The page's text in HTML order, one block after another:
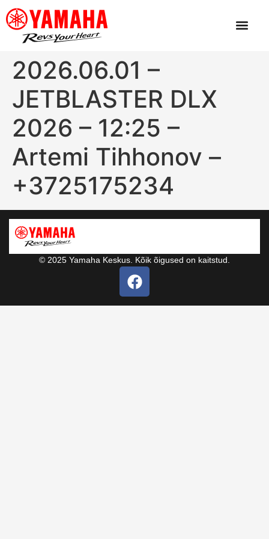
2026.06.01 –
JETBLASTER DLX
2026 – 12:25 –
Artemi Tihhonov –
+3725175234
© 2025 Yamaha Keskus. Kõik õigused on kaitstud.